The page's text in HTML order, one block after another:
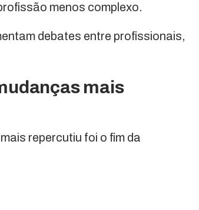
menos complexo.
debates entre profissionais,
mais
repercutiu foi o fim da